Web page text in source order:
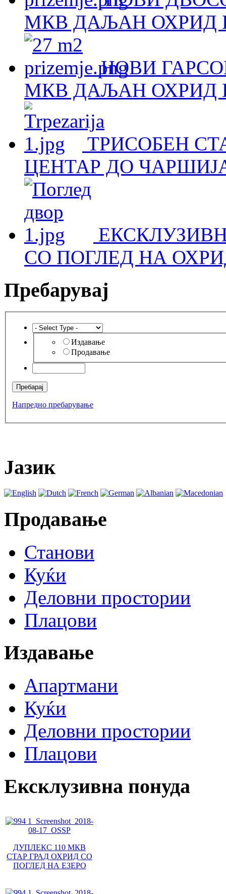
МКВ ДАЉАН ОХРИД
НОВИ
МКВ ДАЉАН ОХРИД
ТРИСОБЕН
ЦЕНТАР ДО
СО ПОГЛЕД НА
Пребарувај
Издавање
Продавање
Напредно пребарување
Јазик
Продавање
Станови
Куќи
Деловни простории
Плацови
Издавање
Апартмани
Куќи
Деловни простории
Плацови
Ексклузивна понуда
ДУПЛЕКС 110 МКВ
СТАР ГРАД ОХРИД СО
ПОГЛЕД НА ЕЗЕРО